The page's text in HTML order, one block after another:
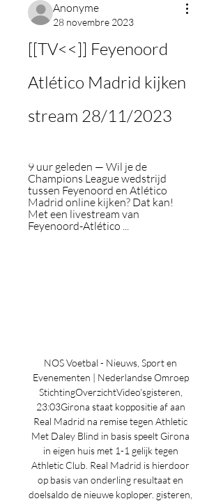
Anonyme
28 novembre 2023
[[TV<<]] Feyenoord
Atlético Madrid kijken
stream 28/11/2023
9 uur geleden — Wil je de
Champions League wedstrijd
tussen Feyenoord en Atlético
Madrid online kijken? Dat kan!
Met een livestream van
Feyenoord-Atlético ...
NOS Voetbal - Nieuws, Sport en
Evenementen | Nederlandse Omroep
StichtingOverzichtVideo'sgisteren,
23:03Girona staat koppositie af aan
Real Madrid na remise tegen Athletic
Met Daley Blind in basis speelt Girona
in eigen huis met 1-1 gelijk tegen
Athletic Club. Real Madrid is hierdoor
op basis van onderling resultaat en
doelsaldo de nieuwe koploper. gisteren,